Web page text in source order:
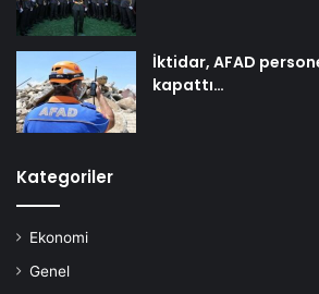
İktidar, AFAD
kapattı…
Kategoriler
Ekonomi
Genel